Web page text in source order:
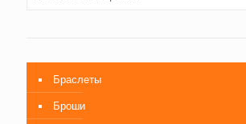
Браслеты
Броши